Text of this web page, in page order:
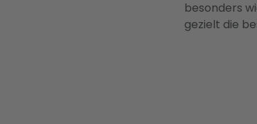
besonders
gezielt die